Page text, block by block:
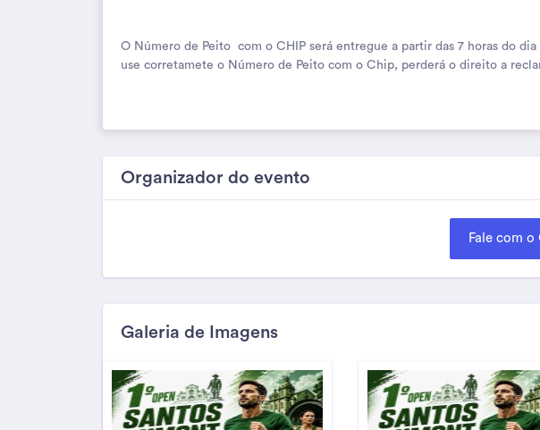
O Número de Peito com o CHIP será entregue a partir das 7 horas do
use corretamete o Número de Peito com o Chip, perderá o direito a
Organizador do evento
Fale com
Galeria de Imagens